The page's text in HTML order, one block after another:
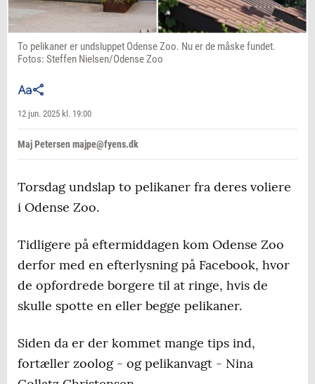
To pelikaner er undsluppet Odense Zoo. Nu er de måske fundet.
Fotos: Steffen Nielsen/Odense Zoo
12 jun. 2025 kl. 19:00
Maj Petersen majpe@fyens.dk
Torsdag undslap to pelikaner fra deres voliere
i Odense Zoo.
Tidligere på eftermiddagen kom Odense Zoo
derfor med en efterlysning på Facebook, hvor
de opfordrede borgere til at ringe, hvis de
skulle spotte en eller begge pelikaner.
Siden da er der kommet mange tips ind,
fortæller zoolog - og pelikanvagt - Nina